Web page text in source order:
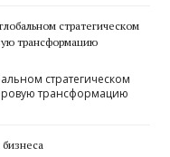
стратегическом
трансформацию
стратегическом
трансформацию